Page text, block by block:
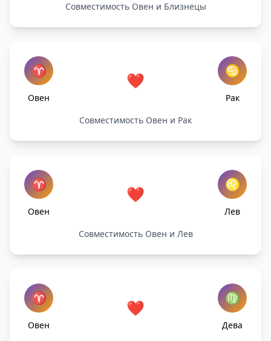
Совместимость Овен и Близнецы
♈
Овен
❤️ ♋
Рак
Совместимость Овен и Рак
♈
Овен
❤️ ♌
Лев
Совместимость Овен и Лев
♈
Овен
❤️ ♍
Дева